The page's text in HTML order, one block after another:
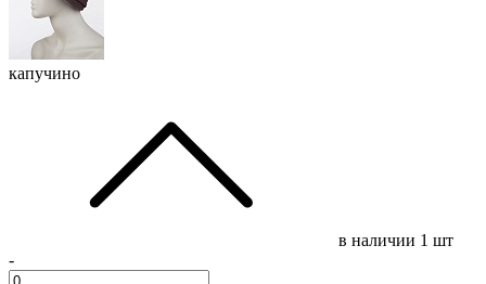
капучино
в наличии 1 шт
-